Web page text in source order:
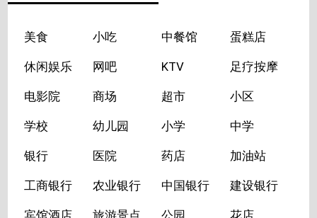
美食 小吃 中餐馆 蛋糕店
休闲娱乐 网吧 KTV 足疗按摩
电影院 商场 超市 小区
学校 幼儿园 小学 中学
银行 医院 药店 加油站
工商银行 农业银行 中国银行 建设银行